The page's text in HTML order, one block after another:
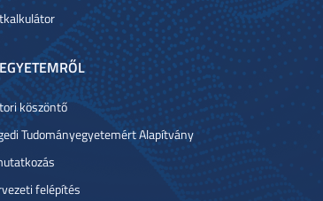
köszöntő
Tudományegyetemért Alapítvány
felépítés